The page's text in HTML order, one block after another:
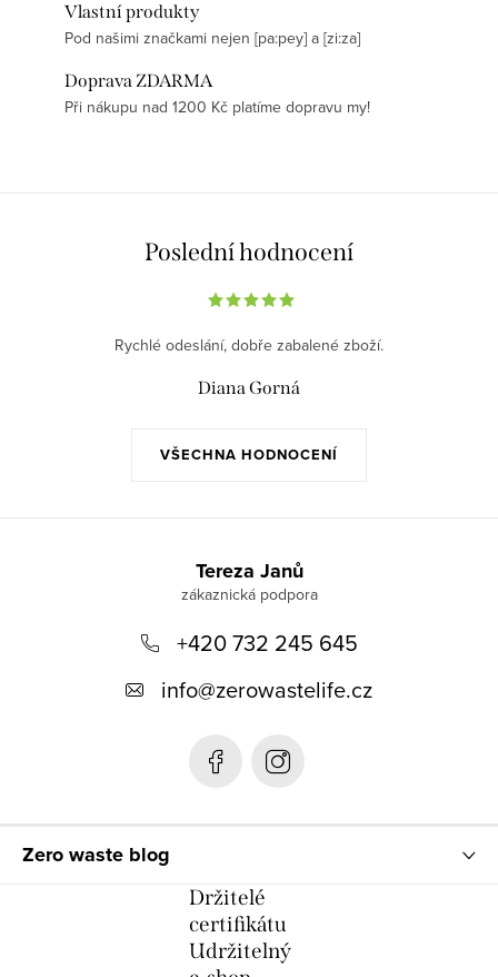
Vlastní produkty
Pod našimi značkami nejen [pa:pey] a [zi:za]
Doprava ZDARMA
Při nákupu nad 1200 Kč platíme dopravu my!
Poslední hodnocení
VŠECHNA HODNOCENÍ
Rychlé odeslání, dobře zabalené zboží.
Diana Gorná
Tereza Janů
+420 732 245 645
info@zerowastelife.cz
Zero waste blog
Držitelé
certifikátu
Udržitelný